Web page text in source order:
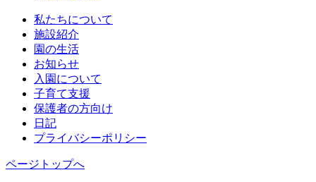
私たちについて
施設紹介
園の生活
お知らせ
入園について
子育て支援
保護者の方向け
日記
プライバシーポリシー
ページトップへ